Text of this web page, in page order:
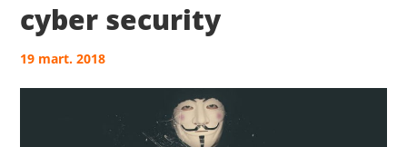
cyber security
19 mart. 2018